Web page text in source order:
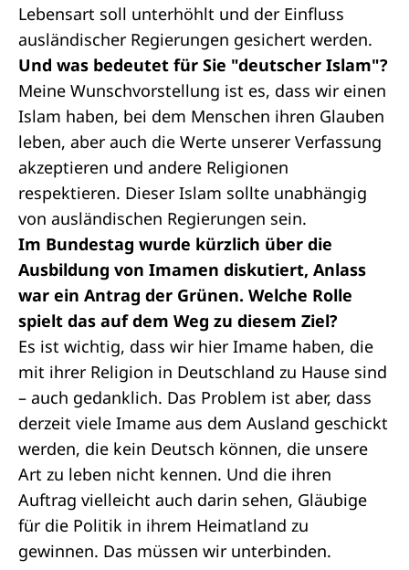
Lebensart soll unterhöhlt und der Einfluss
ausländischer Regierungen gesichert werden.
Und was bedeutet für Sie "deutscher Islam"?
Meine Wunschvorstellung ist es, dass wir einen
Islam haben, bei dem Menschen ihren Glauben
leben, aber auch die Werte unserer Verfassung
akzeptieren und andere Religionen
respektieren. Dieser Islam sollte unabhängig
von ausländischen Regierungen sein.
Im Bundestag wurde kürzlich über die
Ausbildung von Imamen diskutiert, Anlass
war ein Antrag der Grünen. Welche Rolle
spielt das auf dem Weg zu diesem Ziel?
Es ist wichtig, dass wir hier Imame haben, die
mit ihrer Religion in Deutschland zu Hause sind
– auch gedanklich. Das Problem ist aber, dass
derzeit viele Imame aus dem Ausland geschickt
werden, die kein Deutsch können, die unsere
Art zu leben nicht kennen. Und die ihren
Auftrag vielleicht auch darin sehen, Gläubige
für die Politik in ihrem Heimatland zu
gewinnen. Das müssen wir unterbinden.